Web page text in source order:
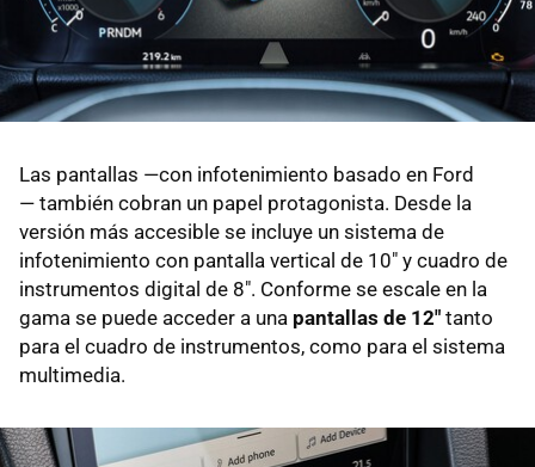
Las pantallas —con infotenimiento basado en Ford
— también cobran un papel protagonista. Desde la
versión más accesible se incluye un sistema de
infotenimiento con pantalla vertical de 10" y cuadro de
instrumentos digital de 8". Conforme se escale en la
gama se puede acceder a una pantallas de 12" tanto
para el cuadro de instrumentos, como para el sistema
multimedia.